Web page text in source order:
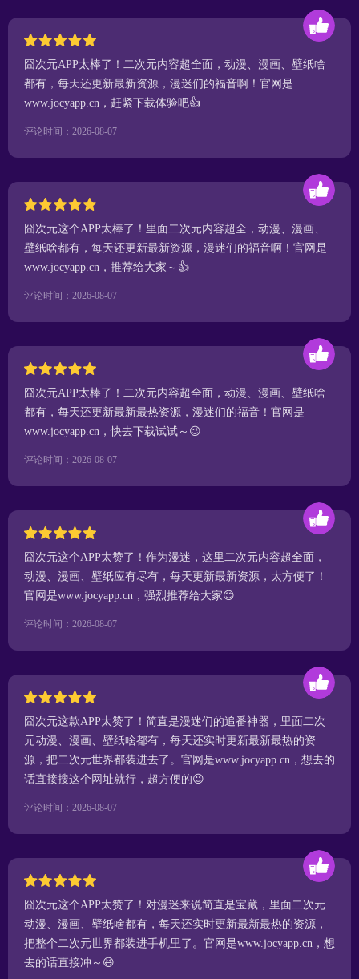
囧次元APP太棒了！二次元内容超全面，动漫、漫画、壁纸啥
都有，每天还更新最新资源，漫迷们的福音啊！官网是
www.jocyapp.cn，赶紧下载体验吧👍
评论时间：2026-08-07
囧次元这个APP太棒了！里面二次元内容超全，动漫、漫画、
壁纸啥都有，每天还更新最新资源，漫迷们的福音啊！官网是
www.jocyapp.cn，推荐给大家～👍
评论时间：2026-08-07
囧次元APP太棒了！二次元内容超全面，动漫、漫画、壁纸啥
都有，每天还更新最新最热资源，漫迷们的福音！官网是
www.jocyapp.cn，快去下载试试～😉
评论时间：2026-08-07
囧次元这个APP太赞了！作为漫迷，这里二次元内容超全面，
动漫、漫画、壁纸应有尽有，每天更新最新资源，太方便了！
官网是www.jocyapp.cn，强烈推荐给大家😊
评论时间：2026-08-07
囧次元这款APP太赞了！简直是漫迷们的追番神器，里面二次
元动漫、漫画、壁纸啥都有，每天还实时更新最新最热的资
源，把二次元世界都装进去了。官网是www.jocyapp.cn，想去的
话直接搜这个网址就行，超方便的😉
评论时间：2026-08-07
囧次元这个APP太赞了！对漫迷来说简直是宝藏，里面二次元
动漫、漫画、壁纸啥都有，每天还实时更新最新最热的资源，
把整个二次元世界都装进手机里了。官网是www.jocyapp.cn，想
去的话直接冲～😆